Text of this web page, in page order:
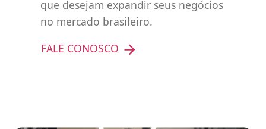
que desejam expandir seus negócios
no mercado brasileiro.
FALE CONOSCO